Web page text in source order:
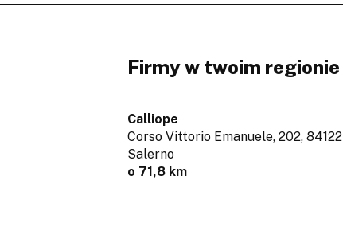
Firmy w twoim regionie
Calliope
Corso Vittorio Emanuele, 202, 84122
Salerno
o 71,8 km